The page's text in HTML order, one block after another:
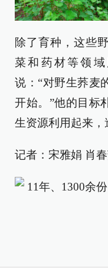
除了育种，这些
菜和药材等领
说：“对野生荞麦
开始。”他的目
生资源利用起来，
记者：宋雅娟 肖